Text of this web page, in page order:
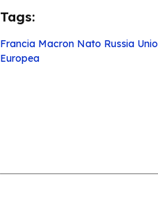
Tags:
Francia Macron Nato Russia
Europea